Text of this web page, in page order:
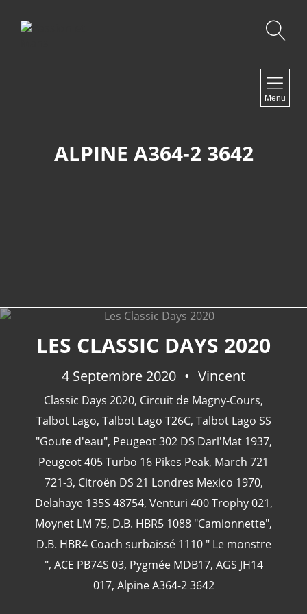
Menu
ALPINE A364-2 3642
LES CLASSIC DAYS 2020
4 Septembre 2020 Vincent
Classic Days 2020, Circuit de Magny-Cours,
Talbot Lago, Talbot Lago T26C, Talbot Lago SS
"Goute d'eau", Peugeot 302 DS Darl'Mat 1937,
Peugeot 405 Turbo 16 Pikes Peak, March 721
721-3, Citroën DS 21 Londres Mexico 1970,
Delahaye 135S 48754, Venturi 400 Trophy 021,
Moynet LM 75, D.B. HBR5 1088 "Camionnette",
D.B. HBR4 Coach surbaissé 1110 " Le monstre
", ACE PB74S 03, Pygmée MDB17, AGS JH14
017, Alpine A364-2 3642
CATÉGORIES
24 Heures Du Mans(18)
Henri Pescarolo(8)
24 Heures Du Mans 1963(5)
24 Heures Du Mans 1967(5)
Artcar(5)